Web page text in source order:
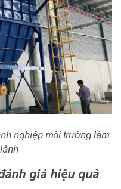
nghiệp môi trường làm
giá hiệu quả